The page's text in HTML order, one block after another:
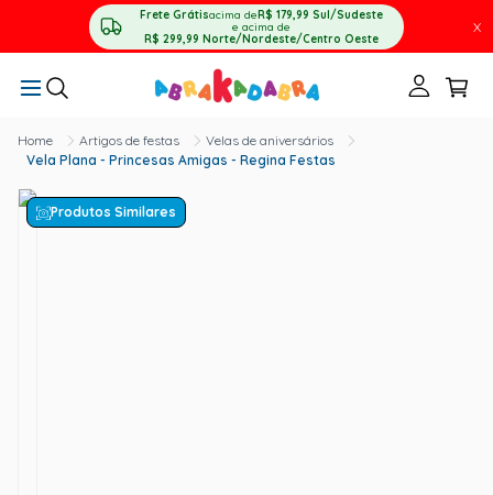
Frete Grátisacima deR$ 179,99 Sul/Sudeste
e acima de
R$ 299,99 Norte/Nordeste/Centro Oeste
X
Artigos de festas
Velas de aniversários
Vela Plana - Princesas Amigas - Regina Festas
Produtos Similares